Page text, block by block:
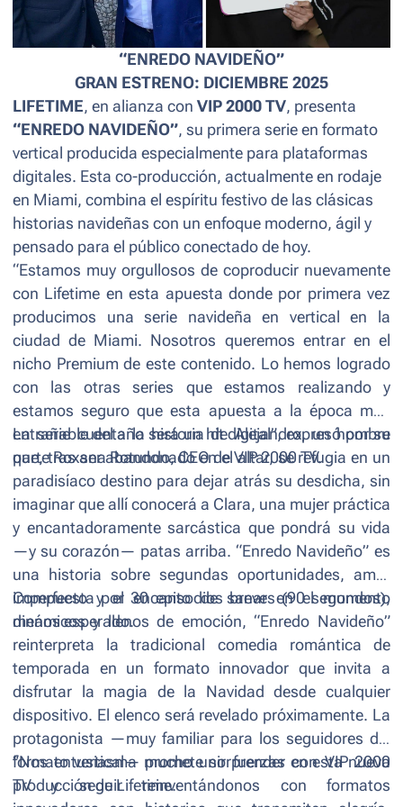
“ENREDO NAVIDEÑO”
GRAN ESTRENO: DICIEMBRE 2025
LIFETIME, en alianza con VIP 2000 TV, presenta
“ENREDO NAVIDEÑO”, su primera serie en formato
vertical producida especialmente para plataformas
digitales. Esta co-producción, actualmente en rodaje
en Miami, combina el espíritu festivo de las clásicas
historias navideñas con un enfoque moderno, ágil y
pensado para el público conectado de hoy.
“Estamos muy orgullosos de coproducir nuevamente
con Lifetime en esta apuesta donde por primera vez
producimos una serie navideña en vertical en la
ciudad de Miami. Nosotros queremos entrar en el
nicho Premium de este contenido. Lo hemos logrado
con las otras series que estamos realizando y
estamos seguro que esta apuesta a la época más
entrañable del año será un hit digital”,expresó por su
parte Roxana Rotundo, CEO de VIP 2000 TV.
La serie cuenta la historia de Alejandro, un hombre
que, tras ser abandonado en el altar, se refugia en un
paradisíaco destino para dejar atrás su desdicha, sin
imaginar que allí conocerá a Clara, una mujer práctica
y encantadoramente sarcástica que pondrá su vida
—y su corazón— patas arriba. “Enredo Navideño” es
una historia sobre segundas oportunidades, amor
imperfecto y el encanto de sanar en el momento
menos esperado.
Compuesta por 30 episodios breves (90 segundos),
dinámicos y llenos de emoción, “Enredo Navideño”
reinterpreta la tradicional comedia romántica de
temporada en un formato innovador que invita a
disfrutar la magia de la Navidad desde cualquier
dispositivo. El elenco será revelado próximamente. La
protagonista —muy familiar para los seguidores del
formato vertical— promete sorprender en esta nueva
producción de Lifetime.
“Nos entusiasma mucho unir fuerzas con VIP 2000
TV y seguir reinventándonos con formatos